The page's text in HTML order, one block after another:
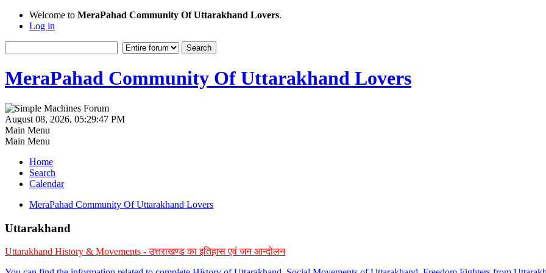
Welcome to MeraPahad Community Of Uttarakhand Lovers.
Log in
MeraPahad Community Of Uttarakhand Lovers
August 08, 2026, 05:29:47 PM
Main Menu
Main Menu
Home
Search
Calendar
MeraPahad Community Of Uttarakhand Lovers
Uttarakhand
Uttarakhand History & Movements - उत्तराखण्ड का इतिहास एवं जन आन्दोलन